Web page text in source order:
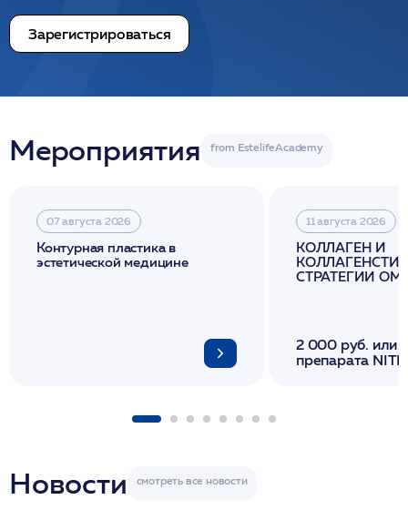
Зарегистрироваться
Мероприятия
07 августа 2026
Контурная пластика в
эстетической медицине
11 августа 2026
КОЛЛАГЕН И
СТРАТЕГИИ
2 000 руб. или
препарата
Новости